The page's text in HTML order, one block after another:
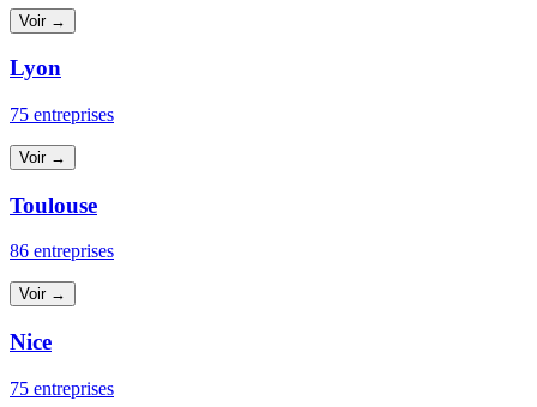
Voir →
Lyon
75 entreprises
Voir →
Toulouse
86 entreprises
Voir →
Nice
75 entreprises